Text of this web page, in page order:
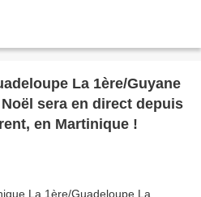
La 1ère/Guyane
sera en direct depuis
en Martinique !